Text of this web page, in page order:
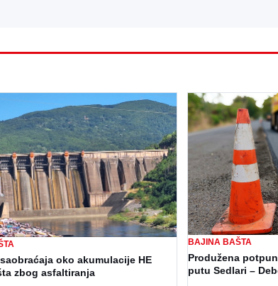
oko akumulacije HE
zbog asfaltiranja
BAJINA BAŠTA
Produžena
putu Sedlari –